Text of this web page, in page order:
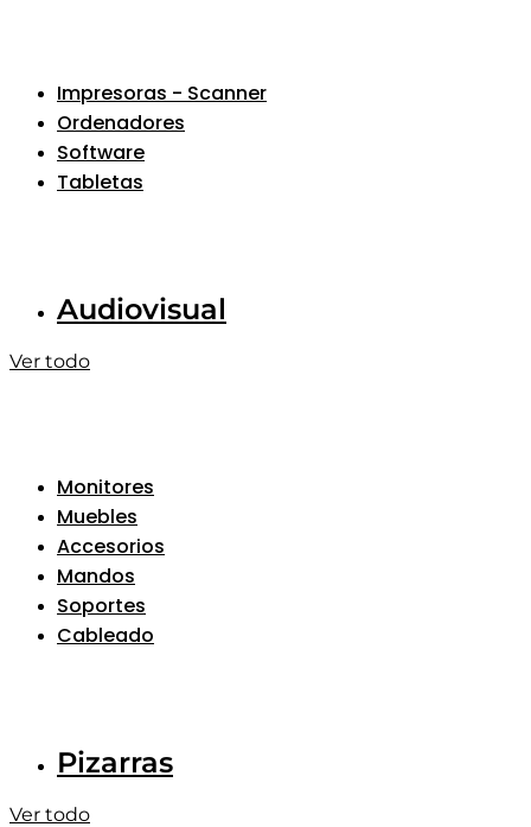
Impresoras - Scanner
Ordenadores
Software
Tabletas
Audiovisual
Ver todo
Monitores
Muebles
Accesorios
Mandos
Soportes
Cableado
Pizarras
Ver todo